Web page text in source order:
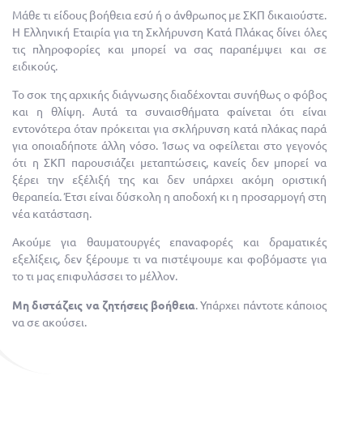
Μάθε τι είδους βοήθεια εσύ ή ο άνθρωπος με ΣΚΠ δικαιούστε.
Η Ελληνική Εταιρία για τη Σκλήρυνση Κατά Πλάκας δίνει όλες
τις πληροφορίες και μπορεί να σας παραπέμψει και σε
ειδικούς.
Το σοκ της αρχικής διάγνωσης διαδέχονται συνήθως ο φόβος
και η θλίψη. Αυτά τα συναισθήματα φαίνεται ότι είναι
εντονότερα όταν πρόκειται για σκλήρυνση κατά πλάκας παρά
για οποιαδήποτε άλλη νόσο. Ίσως να οφείλεται στο γεγονός
ότι η ΣΚΠ παρουσιάζει μεταπτώσεις, κανείς δεν μπορεί να
ξέρει την εξέλιξή της και δεν υπάρχει ακόμη οριστική
θεραπεία. Έτσι είναι δύσκολη η αποδοχή κι η προσαρμογή στη
νέα κατάσταση.
Ακούμε για θαυματουργές επαναφορές και δραματικές
εξελίξεις, δεν ξέρουμε τι να πιστέψουμε και φοβόμαστε για
το τι μας επιφυλάσσει το μέλλον.
Μη διστάζεις να ζητήσεις βοήθεια. Υπάρχει πάντοτε κάποιος
να σε ακούσει.